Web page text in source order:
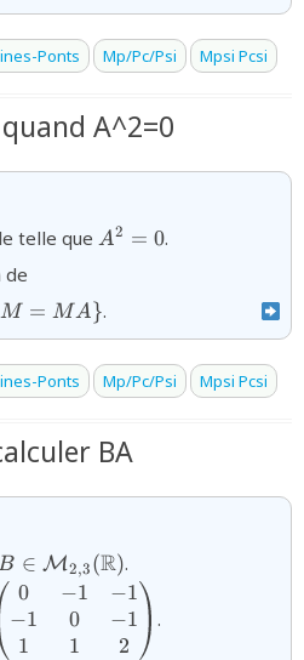
Ponts Mp/Pc/Psi Mpsi Pcsi
A^2=0
telle que {A^{2}=0}
A2 = 0.
de
M = MA}.
Ponts Mp/Pc/Psi Mpsi Pcsi
BA
{B\in{\mathcal
M}_{2,3}
∈ M2,3 (R).
1&-1\\-1&0&-
0
−1
1
−1
0
1
−1
−1
2
.